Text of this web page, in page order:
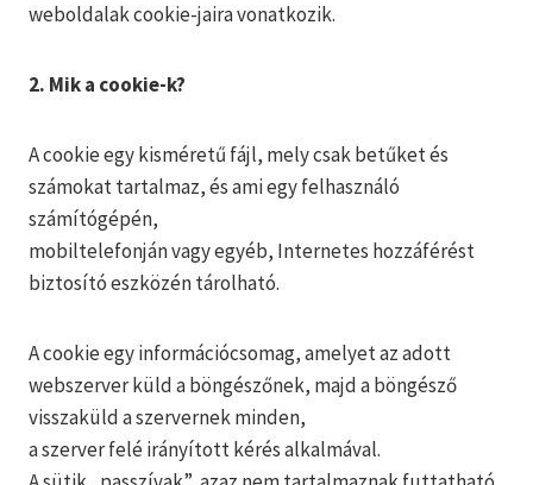
weboldalak cookie-jaira vonatkozik.
2. Mik a cookie-k?
A cookie egy kisméretű fájl, mely csak betűket és
számokat tartalmaz, és ami egy felhasználó
számítógépén,
mobiltelefonján vagy egyéb, Internetes hozzáférést
biztosító eszközén tárolható.
A cookie egy információcsomag, amelyet az adott
webszerver küld a böngészőnek, majd a böngésző
visszaküld a szervernek minden,
a szerver felé irányított kérés alkalmával.